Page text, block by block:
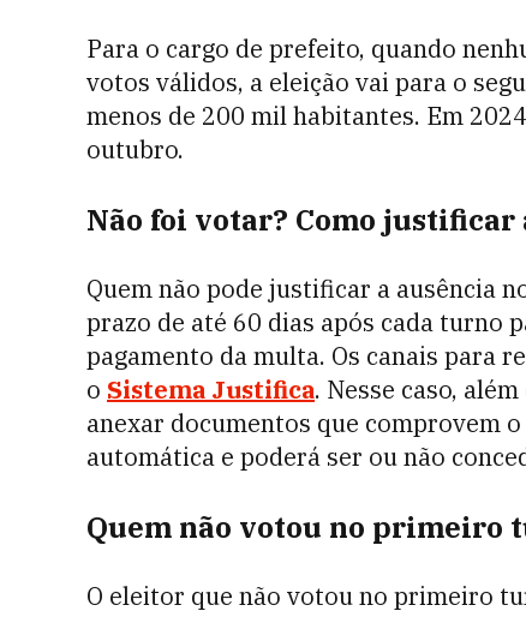
Para o cargo de prefeito, quando
votos válidos, a eleição vai para o
menos de 200 mil habitantes. Em
outubro.
Não foi votar? Como justificar
Quem não pode justificar a ausência
prazo de até 60 dias após cada turno
pagamento da multa. Os canais para
o Sistema Justifica. Nesse caso,
anexar documentos que comprovem
automática e poderá ser ou não
Quem não votou no primeiro
O eleitor que não votou no primeiro